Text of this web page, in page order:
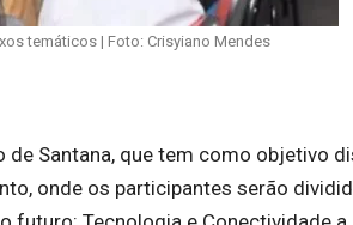
temáticos | Foto: Crisyiano Mendes
de Santana, que tem como objetivo
onde os participantes serão